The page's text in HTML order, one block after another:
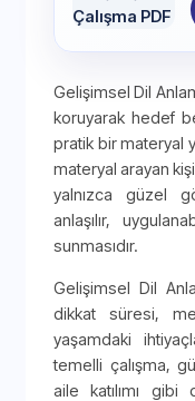
Gelişimsel Dil
koruyarak hedef
pratik bir materyal
materyal arayan
yalnızca güzel
anlaşılır,
sunmasıdır.
Gelişimsel Dil
dikkat süresi,
yaşamdaki
temelli çalışma,
aile katılımı gibi